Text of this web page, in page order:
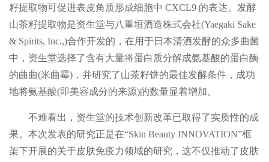
籽提取物可促进表皮角质形成细胞中 CXCL9 的表达。发酵
山茶籽提取物是资生堂与八重垣酒造株式会社(Yaegaki Sake
& Spirits, Inc.,)合作开发的，在用于日本清酒发酵的众多曲菌
中，资生堂选择了含有大量将蛋白质分解成氨基酸的蛋白酶
的曲曲(米曲霉)，并研究了山茶籽饼的最佳发酵条件，成功
地将氨基酸(即美容成分的来源)的数量显着增加。
不难看出，资生堂的技术创新改革已取得了实质性的成
果。本次发表的研究正是在“Skin Beauty INNOVATION”框
架下开展的关于皮肤免疫力领域的研究，这不仅推动了皮肤